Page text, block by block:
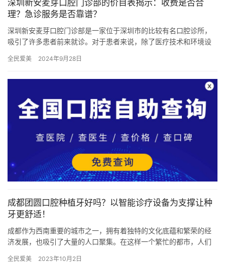
深圳新安麦芽口腔门诊部的价目表揭示：收费是否合
理？急诊服务是否靠谱？
深圳新安麦芽口腔门诊部是一家位于深圳市的比较有名口腔诊所，
吸引了许多患者前来就诊。对于患者来说，除了医疗技术和环境设
文将从…
全民爱美 2024年9月28日
成都团圆口腔种植牙好吗？以智能诊疗设备为支撑让种
牙更舒适！
成都作为西南重要的城市之一，拥有着独特的文化底蕴和繁荣的经
济发展，也吸引了大量的人口聚集。在这样一个繁忙的都市，人们
都市的…
全民爱美 2023年10月2日